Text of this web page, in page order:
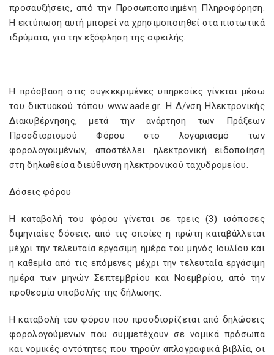
προσαυξήσεις, από την Προσωποποιημένη Πληροφόρηση.
Η εκτύπωση αυτή μπορεί να χρησιμοποιηθεί στα πιστωτικά
ιδρύματα, για την εξόφληση της οφειλής.
Η πρόσβαση στις συγκεκριμένες υπηρεσίες γίνεται μέσω
του δικτυακού τόπου www.aade.gr. Η Δ/νση Ηλεκτρονικής
Διακυβέρνησης, μετά την ανάρτηση των Πράξεων
Προσδιορισμού Φόρου στο λογαριασμό των
φορολογουμένων, αποστέλλει ηλεκτρονική ειδοποίηση
στη δηλωθείσα διεύθυνση ηλεκτρονικού ταχυδρομείου.
Δόσεις φόρου
Η καταβολή του φόρου γίνεται σε τρεις (3) ισόποσες
διμηνιαίες δόσεις, από τις οποίες η πρώτη καταβάλλεται
μέχρι την τελευταία εργάσιμη ημέρα του μηνός Ιουλίου και
η καθεμία από τις επόμενες μέχρι την τελευταία εργάσιμη
ημέρα των μηνών Σεπτεμβρίου και Νοεμβρίου, από την
προθεσμία υποβολής της δήλωσης.
Η καταβολή του φόρου που προσδιορίζεται από δηλώσεις
φορολογούμενων που συμμετέχουν σε νομικά πρόσωπα
και νομικές οντότητες που τηρούν απλογραφικά βιβλία, οι